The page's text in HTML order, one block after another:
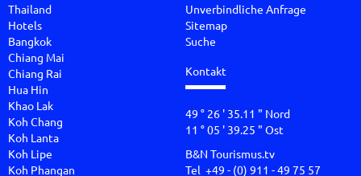
Thailand
Hotels
Bangkok
Chiang Mai
Chiang Rai
Hua Hin
Khao Lak
Koh Chang
Koh Lanta
Koh Lipe
Koh Phangan
Unverbindliche Anfrage
Sitemap
Suche
Kontakt
49 ° 26 ' 35.11 " Nord
11 ° 05 ' 39.25 " Ost
B&N Tourismus.tv
Tel +49 - (0) 911 - 49 75 57